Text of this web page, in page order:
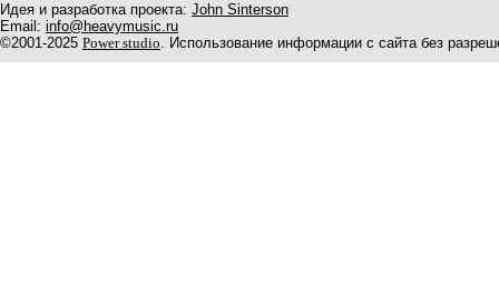
Идея и разработка проекта: John Sinterson
Email: info@heavymusic.ru
©2001-2025 Power studio. Использование информации с сайта без